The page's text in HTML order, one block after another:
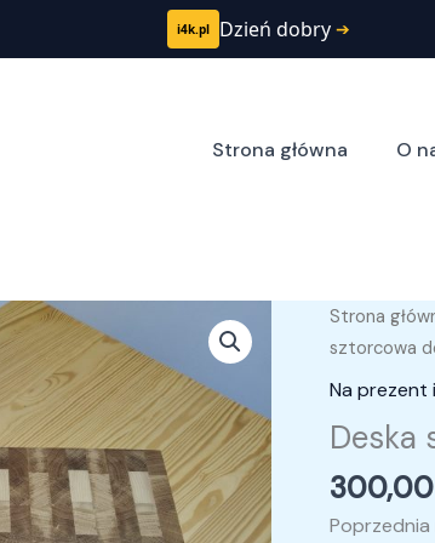
Strona główna O
Strona
sztorcowa
Na prezent
Deska
300,00
Poprzednia
ilość
Deska
sztorcowa
serwowania
i4k.pl Dzień dobry ➔